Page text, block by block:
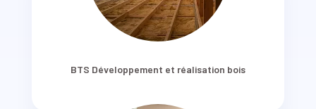
BTS Développement et réalisation bois